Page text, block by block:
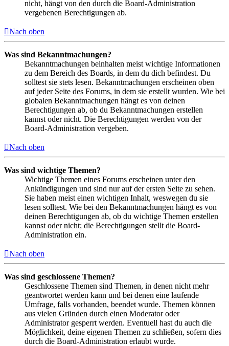
nicht, hängt von den durch die Board-Administration
vergebenen Berechtigungen ab.
Nach oben
Was sind Bekanntmachungen?
Bekanntmachungen beinhalten meist wichtige Informationen
zu dem Bereich des Boards, in dem du dich befindest. Du
solltest sie stets lesen. Bekanntmachungen erscheinen oben
auf jeder Seite des Forums, in dem sie erstellt wurden. Wie bei
globalen Bekanntmachungen hängt es von deinen
Berechtigungen ab, ob du Bekanntmachungen erstellen
kannst oder nicht. Die Berechtigungen werden von der
Board-Administration vergeben.
Nach oben
Was sind wichtige Themen?
Wichtige Themen eines Forums erscheinen unter den
Ankündigungen und sind nur auf der ersten Seite zu sehen.
Sie haben meist einen wichtigen Inhalt, weswegen du sie
lesen solltest. Wie bei den Bekanntmachungen hängt es von
deinen Berechtigungen ab, ob du wichtige Themen erstellen
kannst oder nicht; die Berechtigungen stellt die Board-
Administration ein.
Nach oben
Was sind geschlossene Themen?
Geschlossene Themen sind Themen, in denen nicht mehr
geantwortet werden kann und bei denen eine laufende
Umfrage, falls vorhanden, beendet wurde. Themen können
aus vielen Gründen durch einen Moderator oder
Administrator gesperrt werden. Eventuell hast du auch die
Möglichkeit, deine eigenen Themen zu schließen, sofern dies
durch die Board-Administration erlaubt wurde.